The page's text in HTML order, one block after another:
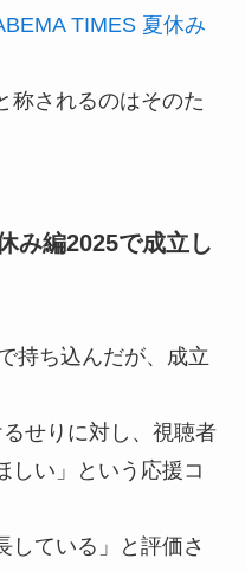
TIMES 夏休み
称されるのはそのた
み編2025で成立し
持ち込んだが、成立
せりに対し、視聴者
しい」という応援コ
している」と評価さ